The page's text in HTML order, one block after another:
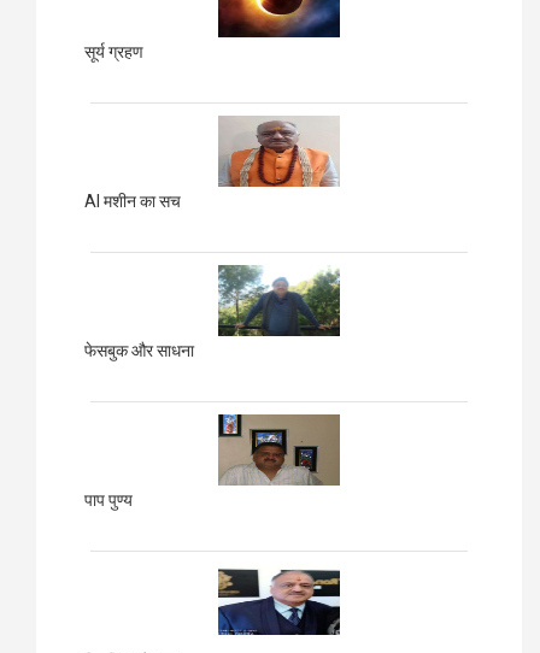
सूर्य ग्रहण
AI मशीन का सच
फेसबुक और साधना
पाप पुण्य